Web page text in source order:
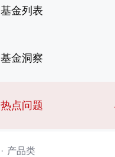
基金列表
基金洞察
热点问题
· 产品类